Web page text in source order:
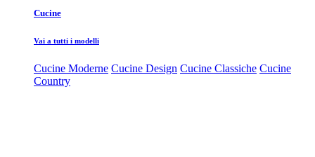
Cucine
Vai a tutti i modelli
Cucine Moderne Cucine Design Cucine Classiche Cucine
Country